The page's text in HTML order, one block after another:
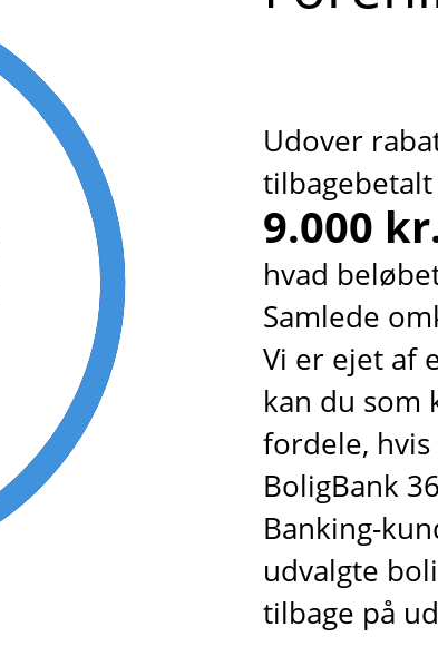
Udover
9.000
hvad
Samlede
Vi er ejet af
kan du som
fordele,
BoligBank
Banking-
udvalgte
tilbage på